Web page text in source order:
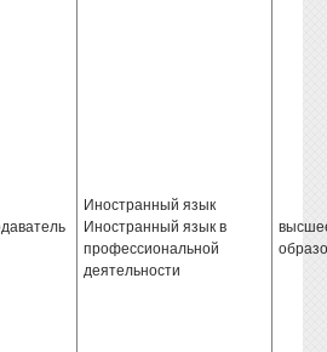
Иностранный язык
Иностранный язык в
профессиональной
деятельности